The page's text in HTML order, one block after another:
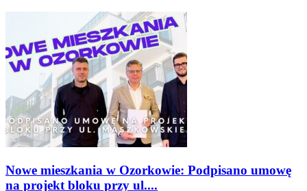
Nowe mieszkania w Ozorkowie: Podpisano umowę
na projekt bloku przy ul....